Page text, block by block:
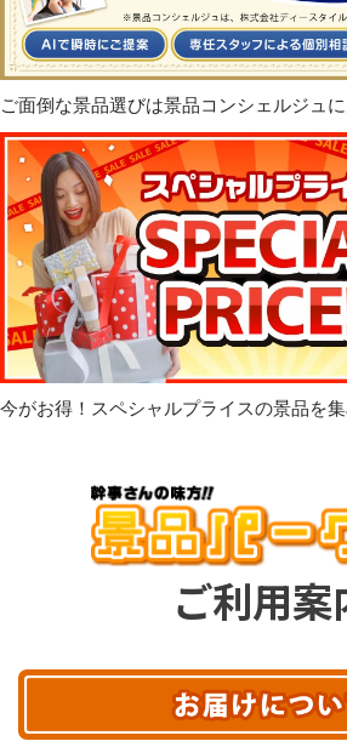
ご面倒な景品選びは景品コンシェルジュに
今がお得！スペシャルプライスの景品を集
ご利用案